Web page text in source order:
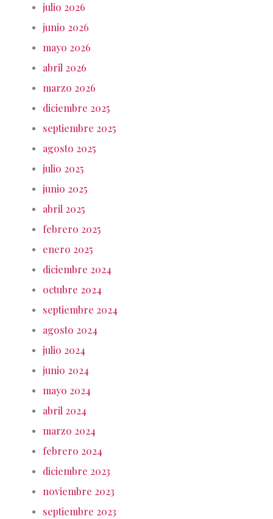
julio 2026
junio 2026
mayo 2026
abril 2026
marzo 2026
diciembre 2025
septiembre 2025
agosto 2025
julio 2025
junio 2025
abril 2025
febrero 2025
enero 2025
diciembre 2024
octubre 2024
septiembre 2024
agosto 2024
julio 2024
junio 2024
mayo 2024
abril 2024
marzo 2024
febrero 2024
diciembre 2023
noviembre 2023
septiembre 2023